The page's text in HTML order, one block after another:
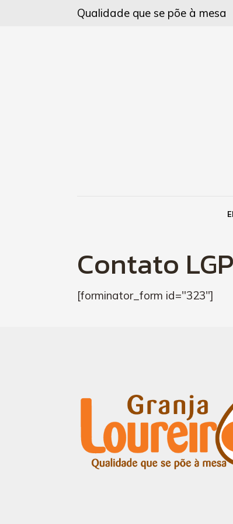
Qualidade que se põe à mesa
Contato
[forminator_form id="323"]